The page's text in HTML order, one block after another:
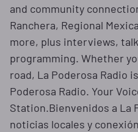
and community
Ranchera, Regional
more, plus interviews,
programming. Whether
road, La Poderosa Radio
Poderosa Radio. Your
Station.Bienvenidos a La
noticias locales y